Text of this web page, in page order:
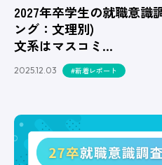
2027年卒学生の就職意識
ング：文理別)
文系はマスコミ…
2025.12.03 #新着レポート